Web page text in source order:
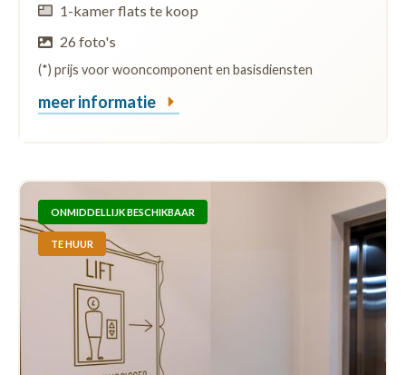
1-kamer flats te koop
26 foto's
(*) prijs voor wooncomponent en basisdiensten
meer informatie
ONMIDDELLIJK BESCHIKBAAR
TE HUUR